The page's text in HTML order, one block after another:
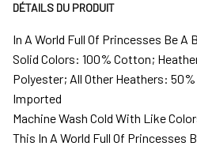
DÉTAILS DU PRODUIT
In A World Full Of Princesses Be A
Solid Colors: 100% Cotton;
Polyester; All Other Heathers:
Imported
Machine Wash Cold With Like
This In A World Full Of Princesses